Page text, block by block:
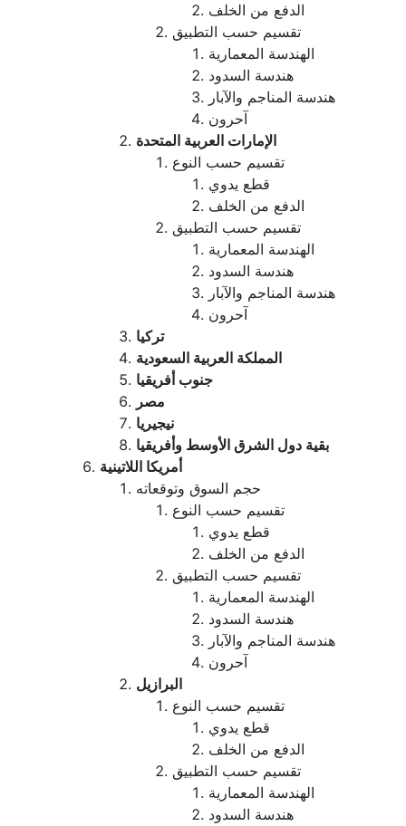
الدفع من الخلف
تقسيم حسب التطبيق
الهندسة المعمارية
هندسة السدود
هندسة المناجم والآبار
آحرون
الإمارات العربية المتحدة
تقسيم حسب النوع
قطع يدوي
الدفع من الخلف
تقسيم حسب التطبيق
الهندسة المعمارية
هندسة السدود
هندسة المناجم والآبار
آحرون
تركيا
المملكة العربية السعودية
جنوب أفريقيا
مصر
نيجيريا
بقية دول الشرق الأوسط وأفريقيا
أمريكا اللاتينية
حجم السوق وتوقعاته
تقسيم حسب النوع
قطع يدوي
الدفع من الخلف
تقسيم حسب التطبيق
الهندسة المعمارية
هندسة السدود
هندسة المناجم والآبار
آحرون
البرازيل
تقسيم حسب النوع
قطع يدوي
الدفع من الخلف
تقسيم حسب التطبيق
الهندسة المعمارية
هندسة السدود